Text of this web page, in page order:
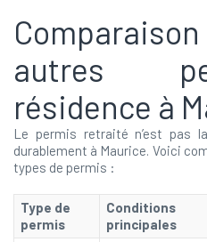
autres
résidence à
Le permis retraité n’est pas
durablement à Maurice. Voici
types de permis :
Type de
permis
Conditions
principales